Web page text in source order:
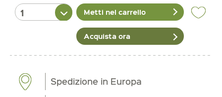
Metti nel carrello
Acquista ora
Spedizione in Europa